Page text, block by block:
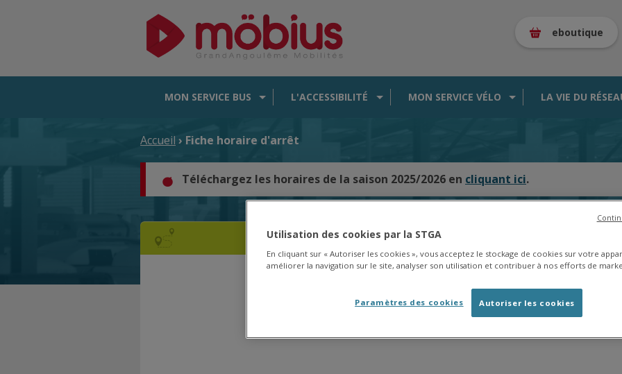
eboutique
MON SERVICE BUS L'ACCESSIBILITÉ MON SERVICE VÉLO LA VIE DU
Accueil › Fiche horaire d'arrêt
Téléchargez les horaires de la saison 2025/2026 en cliquant ici.
CARTE DES BUS EN TEMPS RÉEL
Utilisation des cookies par la STGA
En cliquant sur « Autoriser les cookies », vous acceptez le stockage de cookies sur votre
améliorer la navigation sur le site, analyser son utilisation et contribuer à nos efforts de
Autoriser les cookies
Paramètres des cookies